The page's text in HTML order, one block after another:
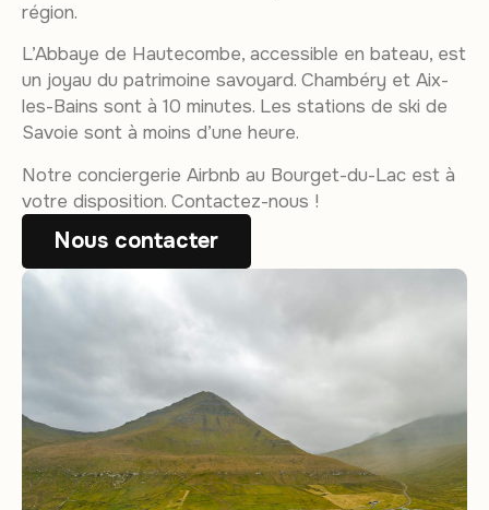
région.
L’Abbaye de Hautecombe, accessible en bateau, est
un joyau du patrimoine savoyard. Chambéry et Aix-
les-Bains sont à 10 minutes. Les stations de ski de
Savoie sont à moins d’une heure.
Notre conciergerie Airbnb au Bourget-du-Lac est à
votre disposition. Contactez-nous !
Nous contacter